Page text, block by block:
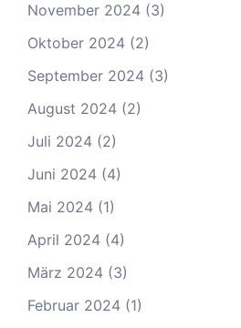
November 2024 (3)
Oktober 2024 (2)
September 2024 (3)
August 2024 (2)
Juli 2024 (2)
Juni 2024 (4)
Mai 2024 (1)
April 2024 (4)
März 2024 (3)
Februar 2024 (1)